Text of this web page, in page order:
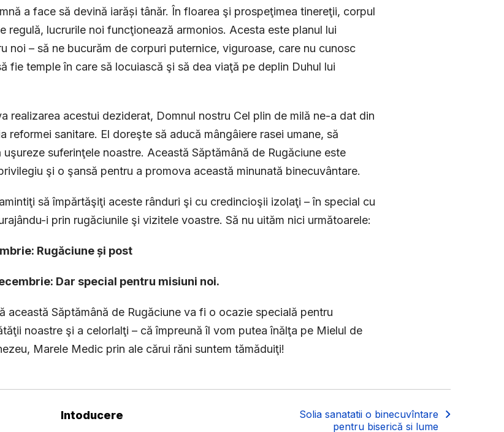
a face să devină iarăși tânăr. În floarea şi prospeţimea tinereţii, corpul
regulă, lucrurile noi funcţionează armonios. Acesta este planul lui
noi – să ne bucurăm de corpuri puternice, viguroase, care nu cunosc
fie temple în care să locuiască şi să dea viaţă pe deplin Duhul lui
realizarea acestui deziderat, Domnul nostru Cel plin de milă ne-a dat din
reformei sanitare. El doreşte să aducă mângâiere rasei umane, să
uşureze suferinţele noastre. Această Săptămână de Rugăciune este
şi o şansă pentru a promova această minunată binecuvântare.
să împărtăşiţi aceste rânduri şi cu credincioşii izolaţi – în special cu
i prin rugăciunile şi vizitele voastre. Să nu uităm nici următoarele:
Rugăciune și post
Dar special pentru misiuni noi.
această Săptămână de Rugăciune va fi o ocazie specială pentru
noastre şi a celorlalţi – că împreună îl vom putea înălţa pe Mielul de
Marele Medic prin ale cărui răni suntem tămăduiţi!
Intoducere
Solia sanatatii o binecuvîntare
pentru biserică si lume